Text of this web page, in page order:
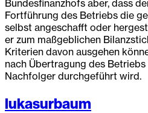
Bundesfinanzhofs aber, dass
Fortführung des Betriebs die
selbst angeschafft oder
er zum maßgeblichen
Kriterien davon ausgehen
nach Übertragung des
Nachfolger durchgeführt wird.
lukasurbaum